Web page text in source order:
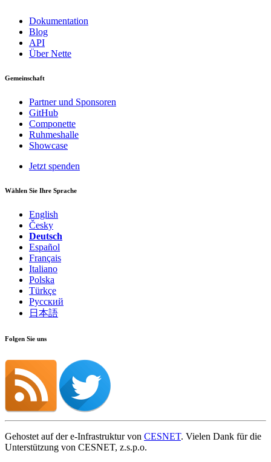
Dokumentation
Blog
API
Über Nette
Gemeinschaft
Partner und Sponsoren
GitHub
Componette
Ruhmeshalle
Showcase
Jetzt spenden
Wählen Sie Ihre Sprache
English
Česky
Deutsch
Español
Français
Italiano
Polska
Türkçe
Русский
日本語
Folgen Sie uns
Gehostet auf der e-Infrastruktur von CESNET. Vielen Dank für die
Unterstützung von CESNET, z.s.p.o.